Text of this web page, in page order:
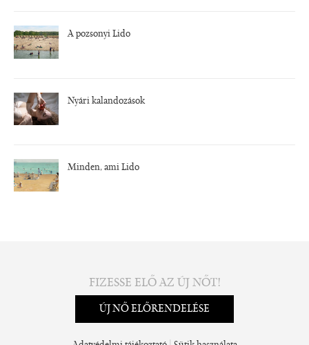
A pozsonyi Lido
Nyári kalandozások
Minden, ami Lido
FIZESSE ELŐ AZ ÚJ NŐT!
ÚJ NŐ ELŐRENDELÉSE